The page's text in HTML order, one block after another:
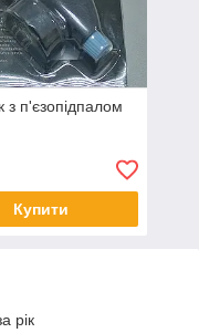
з п'єзопідпалом
Купити
рік